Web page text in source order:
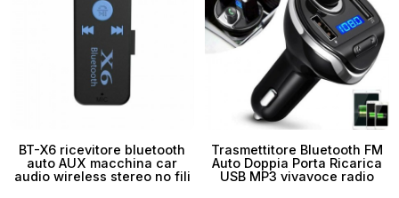
BT-X6 ricevitore bluetooth
auto AUX macchina car
audio wireless stereo no fili
Trasmettitore Bluetooth FM
Auto Doppia Porta Ricarica
USB MP3 vivavoce radio